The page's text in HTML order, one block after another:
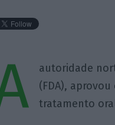
autoridade
(FDA),
tratamento